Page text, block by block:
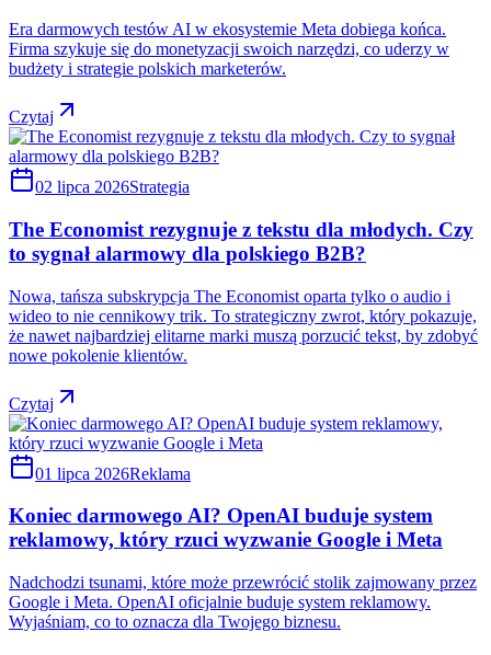
Era darmowych testów AI w ekosystemie Meta dobiega końca.
Firma szykuje się do monetyzacji swoich narzędzi, co uderzy w
budżety i strategie polskich marketerów.
Czytaj
02 lipca 2026Strategia
The Economist rezygnuje z tekstu dla młodych. Czy
to sygnał alarmowy dla polskiego B2B?
Nowa, tańsza subskrypcja The Economist oparta tylko o audio i
wideo to nie cennikowy trik. To strategiczny zwrot, który pokazuje,
że nawet najbardziej elitarne marki muszą porzucić tekst, by zdobyć
nowe pokolenie klientów.
Czytaj
01 lipca 2026Reklama
Koniec darmowego AI? OpenAI buduje system
reklamowy, który rzuci wyzwanie Google i Meta
Nadchodzi tsunami, które może przewrócić stolik zajmowany przez
Google i Meta. OpenAI oficjalnie buduje system reklamowy.
Wyjaśniam, co to oznacza dla Twojego biznesu.